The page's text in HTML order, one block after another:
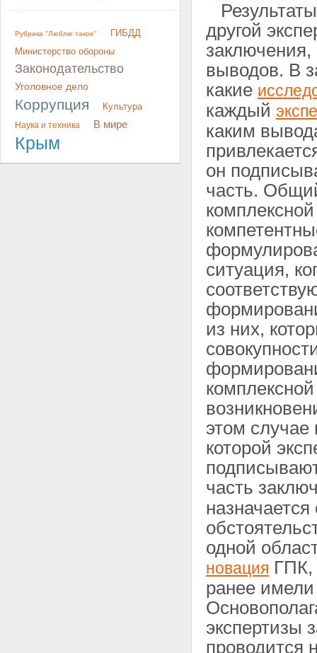
Рубрика "Люблю такое"
ГИБДД
Министерство обороны
Законодательство
Уголовное дело
Коррупция Культура
Наука и техника В мире
Крым
другой
заключения,
выводов. В
какие
каждый
каким
он
часть.
ситуация,
из них,
этом случае
которой
часть
одной
новация ГПК,
ранее имели
экспертизы
проводится